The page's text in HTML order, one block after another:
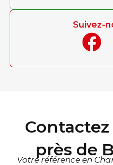
Suivez-
Contactez
près de
Votre référence en